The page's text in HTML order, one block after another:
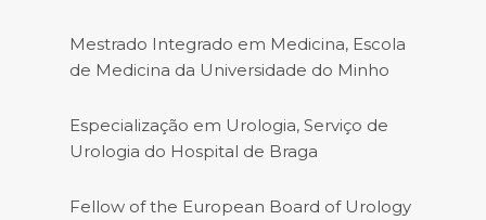
Mestrado Integrado em Medicina, Escola
de Medicina da Universidade do Minho
Especialização em Urologia, Serviço de
Urologia do Hospital de Braga
Fellow of the European Board of Urology